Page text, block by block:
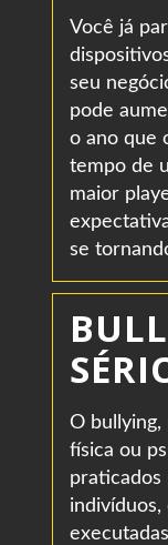
Você já
seu
pode
o ano que
tempo de
maior
se
O bullying,
física ou
praticados
indivíduos,